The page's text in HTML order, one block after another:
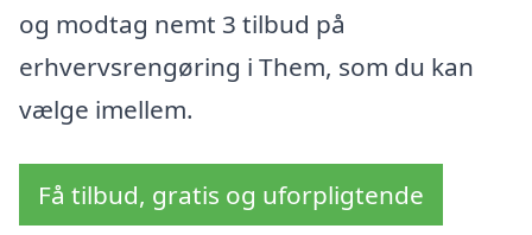
og modtag nemt 3 tilbud på
erhvervsrengøring i Them, som du kan
vælge imellem.
Få tilbud, gratis og uforpligtende